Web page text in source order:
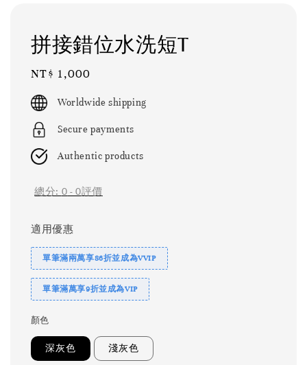
拼接錯位水洗短T
Regular
price
NT$ 1,000
Worldwide shipping
Secure payments
Authentic products
總分: 0 - 0評價
適用優惠
單筆滿兩萬享86折並成為VVIP
單筆滿萬享9折並成為VIP
顏色
深灰色 淺灰色